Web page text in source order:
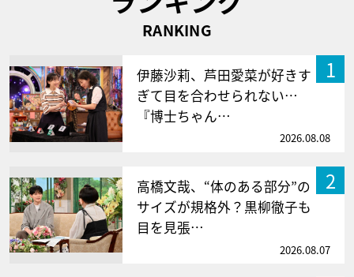
RANKING
1
伊藤沙莉、芦田愛菜が好きす
ぎて目を合わせられない…
『博士ちゃん…
2026.08.08
2
高橋文哉、“体のある部分”の
サイズが規格外？黒柳徹子も
目を見張…
2026.08.07